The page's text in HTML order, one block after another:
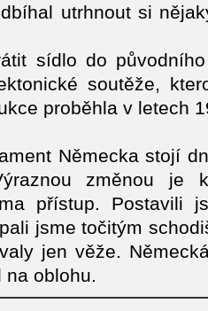
utrhnout si
sídlo do
soutěže,
proběhla v letech
Německa stojí
změnou
přístup. Postavili
jsme točitým
jen věže.
na oblohu.